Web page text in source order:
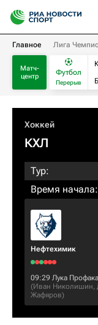
Главное Лига
Матч-
центр
Футбол
Перерыв
Хоккей
КХЛ
Тур:
Время начала:
Нефтехимик
09:29 Лука Профака
(Иван Николишин,
Жафяров)